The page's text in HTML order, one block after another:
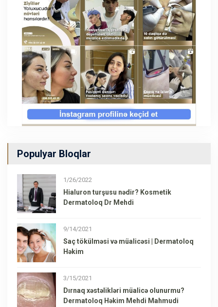
Populyar Bloqlar
1/26/2022
Hialuron turşusu nədir? Kosmetik
Dermatoloq Dr Mehdi
9/14/2021
Saç tökülməsi və müalicəsi | Dermatoloq
Həkim
3/15/2021
Dırnaq xəstəlikləri müalicə olunurmu?
Dermatoloq Həkim Mehdi Mahmudi